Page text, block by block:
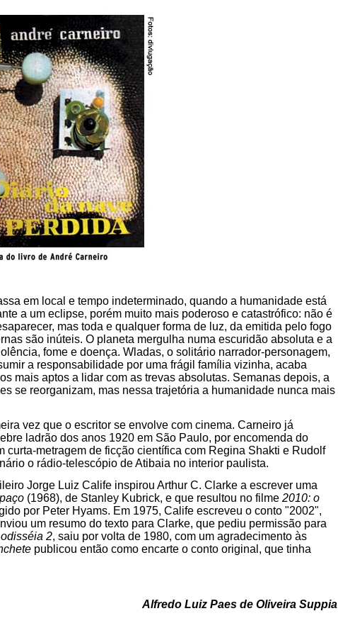
em local e tempo indeterminado, quando a humanidade está
a um eclipse, porém muito mais poderoso e catastrófico: não é
mas toda e qualquer forma de luz, da emitida pelo fogo
são inúteis. O planeta mergulha numa escuridão absoluta e a
fome e doença. Wladas, o solitário narrador-personagem,
a responsabilidade por uma frágil família vizinha, acaba
mais aptos a lidar com as trevas absolutas. Semanas depois, a
se reorganizam, mas nessa trajetória a humanidade nunca mais
vez que o escritor se envolve com cinema. Carneiro já
ladrão dos anos 1920 em São Paulo, por encomenda do
curta-metragem de ficção científica com Regina Shakti e Rudolf
o rádio-telescópio de Atibaia no interior paulista.
Jorge Luiz Calife inspirou Arthur C. Clarke a escrever uma
(1968), de Stanley Kubrick, e que resultou no filme 2010: o
por Peter Hyams. Em 1975, Calife escreveu o conto "2002",
um resumo do texto para Clarke, que pediu permissão para
2, saiu por volta de 1980, com um agradecimento às
publicou então como encarte o conto original, que tinha
Alfredo Luiz Paes de Oliveira Suppia